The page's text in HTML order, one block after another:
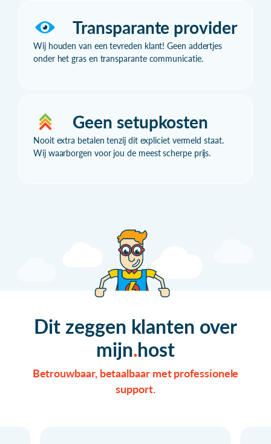
Transparante provider
Wij houden van een tevreden klant! Geen addertjes
onder het gras en transparante communicatie.
Geen setupkosten
Nooit extra betalen tenzij dit expliciet vermeld staat.
Wij waarborgen voor jou de meest scherpe prijs.
Dit zeggen klanten over
mijn host
Betrouwbaar, betaalbaar met professionele
support.